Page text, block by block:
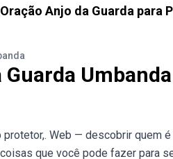
Oração Anjo da Guarda para
Guarda Umbanda
protetor,. Web — descobrir quem
que você pode fazer para